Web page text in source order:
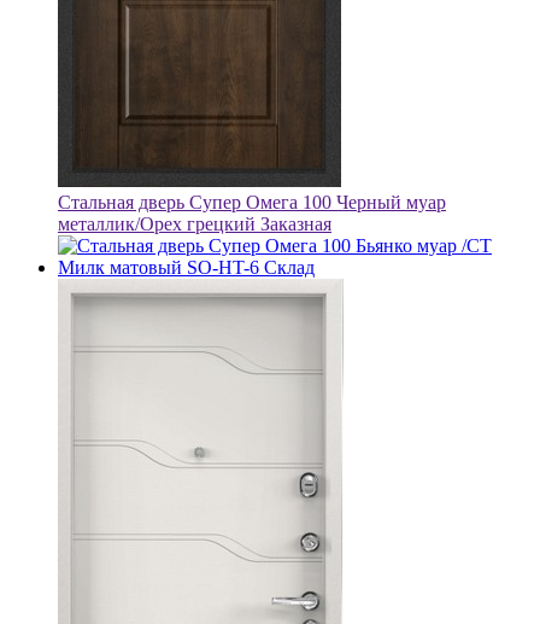
Стальная дверь Супер Омега 100 Черный муар
металлик/Орех грецкий Заказная